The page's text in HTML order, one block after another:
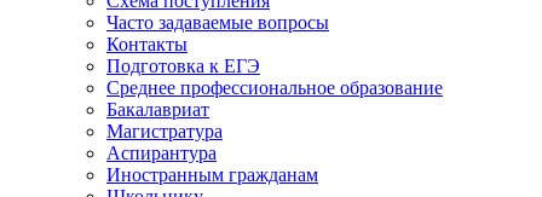
Часто задаваемые вопросы
Контакты
Подготовка к ЕГЭ
Среднее профессиональное образование
Бакалавриат
Магистратура
Аспирантура
Иностранным гражданам